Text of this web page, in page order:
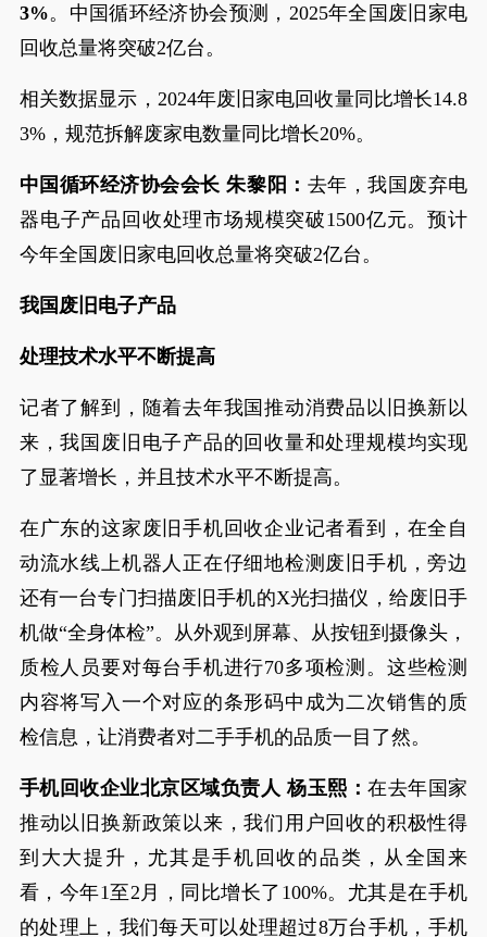
3%。中国循环经济协会预测，2025年全国废旧家电
回收总量将突破2亿台。
相关数据显示，2024年废旧家电回收量同比增长14.8
3%，规范拆解废家电数量同比增长20%。
中国循环经济协会会长 朱黎阳： 去年，我国废弃电
器电子产品回收处理市场规模突破1500亿元。预计
今年全国废旧家电回收总量将突破2亿台。
我国废旧电子产品
处理技术水平不断提高
记者了解到，随着去年我国推动消费品以旧换新以
来，我国废旧电子产品的回收量和处理规模均实现
了显著增长，并且技术水平不断提高。
在广东的这家废旧手机回收企业记者看到，在全自
动流水线上机器人正在仔细地检测废旧手机，旁边
还有一台专门扫描废旧手机的X光扫描仪，给废旧手
机做“全身体检”。从外观到屏幕、从按钮到摄像头，
质检人员要对每台手机进行70多项检测。这些检测
内容将写入一个对应的条形码中成为二次销售的质
检信息，让消费者对二手手机的品质一目了然。
手机回收企业北京区域负责人 杨玉熙：在去年国家
推动以旧换新政策以来，我们用户回收的积极性得
到大大提升，尤其是手机回收的品类，从全国来
看，今年1至2月，同比增长了100%。尤其是在手机
的处理上，我们每天可以处理超过8万台手机，手机